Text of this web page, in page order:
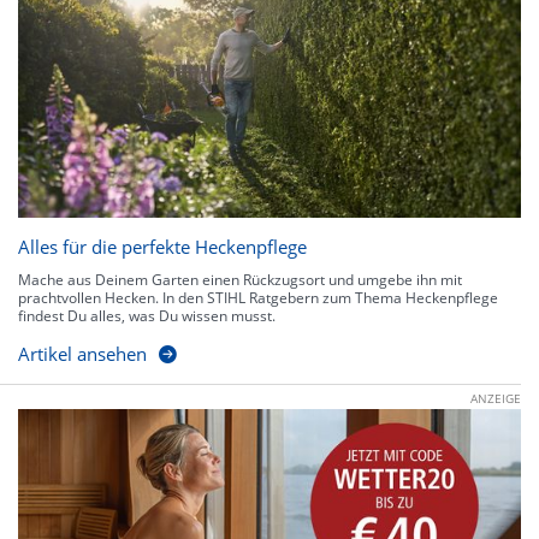
Alles für die perfekte Heckenpflege
Mache aus Deinem Garten einen Rückzugsort und umgebe ihn mit
prachtvollen Hecken. In den STIHL Ratgebern zum Thema Heckenpflege
findest Du alles, was Du wissen musst.
Artikel ansehen
ANZEIGE